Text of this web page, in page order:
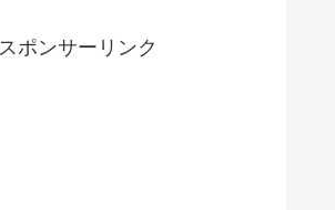
スポンサーリンク